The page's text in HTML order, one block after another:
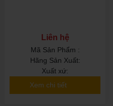
Liên hệ
Mã Sản Phẩm :
Hãng Sản Xuất:
Xuất xứ:
Xem chi tiết